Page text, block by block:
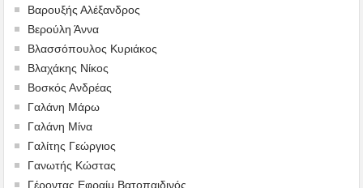
Βαρουξής Αλέξανδρος
Βερούλη Άννα
Βλασσόπουλος Κυριάκος
Βλαχάκης Νίκος
Βοσκός Ανδρέας
Γαλάνη Μάρω
Γαλάνη Μίνα
Γαλίτης Γεώργιος
Γανωτής Κώστας
Γέροντας Εφραίμ Βατοπαιδινός